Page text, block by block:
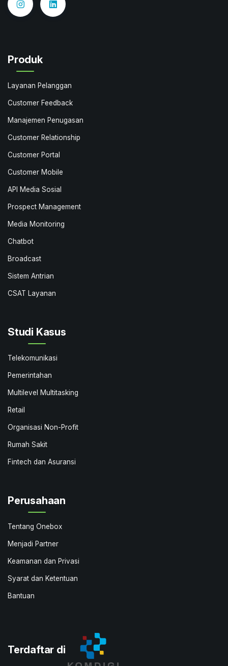
Produk
Layanan Pelanggan
Customer Feedback
Manajemen Penugasan
Customer Relationship
Customer Portal
Customer Mobile
API Media Sosial
Prospect Management
Media Monitoring
Chatbot
Broadcast
Sistem Antrian
CSAT Layanan
Studi Kasus
Telekomunikasi
Pemerintahan
Multilevel Multitasking
Retail
Organisasi Non-Profit
Rumah Sakit
Fintech dan Asuransi
Perusahaan
Tentang Onebox
Menjadi Partner
Keamanan dan Privasi
Syarat dan Ketentuan
Bantuan
Terdaftar di